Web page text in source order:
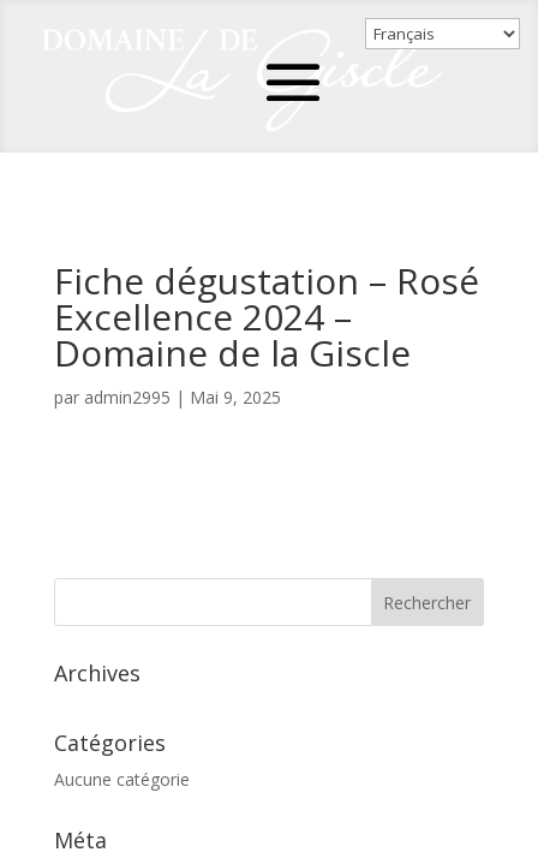
Fiche dégustation – Rosé
Excellence 2024 –
Domaine de la Giscle
par admin2995 | Mai 9, 2025
Archives
Catégories
Aucune catégorie
Méta